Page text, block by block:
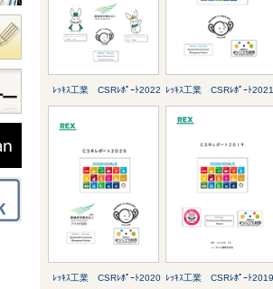
ﾚｯｷｽ工業 CSRﾚﾎﾟｰﾄ2022 ﾚｯｷｽ工業 CSRﾚﾎﾟｰﾄ
ﾚｯｷｽ工業 CSRﾚﾎﾟｰﾄ2020 ﾚｯｷｽ工業 CSRﾚﾎﾟｰﾄ